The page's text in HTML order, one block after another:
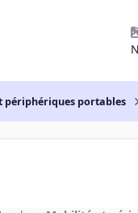
périphériques portables